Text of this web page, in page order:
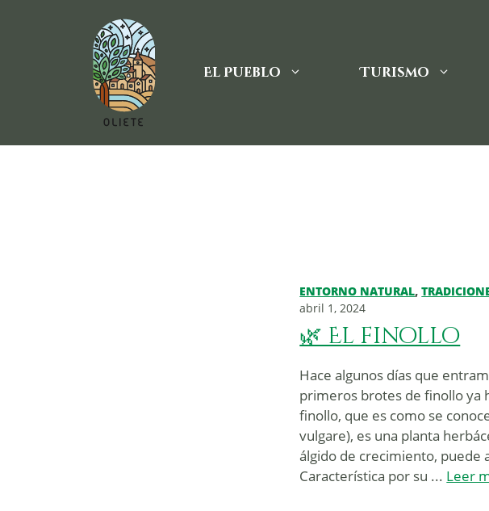
El Pueblo Turismo
ENTORNO NATURAL,
abril 1, 2024
🌿 El finollo
Hace algunos días que
primeros brotes de finollo ya
finollo, que es como se
vulgare), es una planta
álgido de crecimiento, puede
Característica por su ... Leer